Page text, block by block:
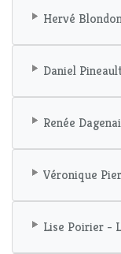
Hervé
Daniel
Renée
Véronique
Lise Poirier -